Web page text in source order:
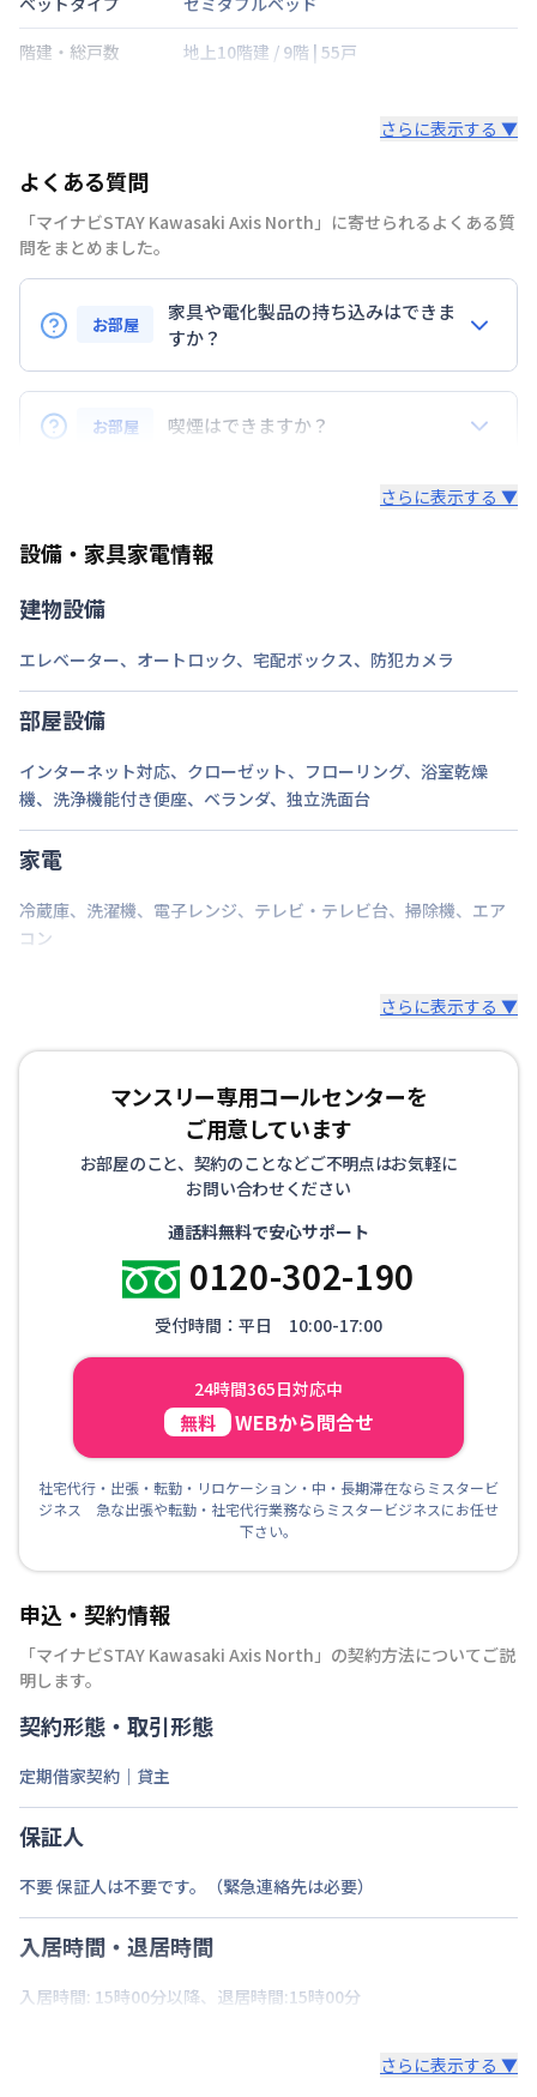
階建・総戸数
地上10階建 / 9階 | 55戸
禁煙・喫煙
定員
2名
次回更新日
情報更新日より14日以内
さらに表示する ▼
よくある質問
「マイナビSTAY Kawasaki Axis North」に寄せられるよくある質
問をまとめました。
お部屋
家具や電化製品の持ち込みはできま
すか？
お持ち込みいただけます。
ただし、標準設備として部屋に備え付けの家具・家電
以外の扱いについては当社では責任を負いかねます。
また、お持ち込みいただいた家具や家電はご退去時に
お部屋 喫煙はできますか？
さらに表示する ▼
設備・家具家電情報
建物設備
エレベーター、 オートロック、 宅配ボックス、 防犯カメラ
部屋設備
インターネット対応、 クローゼット、 フローリング、 浴室乾燥
機、 洗浄機能付き便座、 ベランダ、 独立洗面台
家電
冷蔵庫、 洗濯機、 電子レンジ、 テレビ・テレビ台、 掃除機、 エア
コン
さらに表示する ▼
マンスリー専用コールセンターを
ご用意しています
お部屋のこと、契約のことなどご不明点はお気軽に
お問い合わせください
通話料無料で安心サポート
0120-302-190
受付時間：平日 10:00-17:00
24時間365日対応中
無料 WEBから問合せ
社宅代行・出張・転勤・リロケーション・中・長期滞在ならミスタービ
ジネス 急な出張や転勤・社宅代行業務ならミスタービジネスにお任せ
下さい。
申込・契約情報
「マイナビSTAY Kawasaki Axis North 」の契約方法についてご説
明します。
契約形態・取引形態
定期借家契約｜貸主
保証人
不要 保証人は不要です。（緊急連絡先は必要）
入居時間・退居時間
入居時間: 15時00分以降、退居時間:15時00分
さらに表示する ▼